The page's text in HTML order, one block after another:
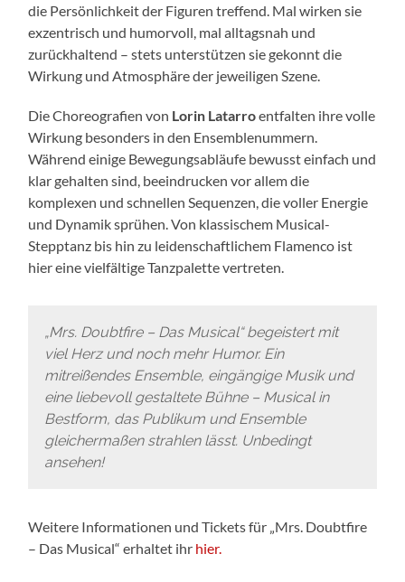
die Persönlichkeit der Figuren treffend. Mal wirken sie
exzentrisch und humorvoll, mal alltagsnah und
zurückhaltend – stets unterstützen sie gekonnt die
Wirkung und Atmosphäre der jeweiligen Szene.
Die Choreografien von Lorin Latarroentfalten ihre volle
Wirkung besonders in den Ensemblenummern.
Während einige Bewegungsabläufe bewusst einfach und
klar gehalten sind, beeindrucken vor allem die
komplexen und schnellen Sequenzen, die voller Energie
und Dynamik sprühen. Von klassischem Musical-
Stepptanz bis hin zu leidenschaftlichem Flamenco ist
hier eine vielfältige Tanzpalette vertreten.
„Mrs. Doubtfire – Das Musical“ begeistert mit
viel Herz und noch mehr Humor. Ein
mitreißendes Ensemble, eingängige Musik und
eine liebevoll gestaltete Bühne – Musical in
Bestform, das Publikum und Ensemble
gleichermaßen strahlen lässt. Unbedingt
ansehen!
Weitere Informationen und Tickets für „Mrs. Doubtfire
– Das Musical“ erhaltet ihr hier.